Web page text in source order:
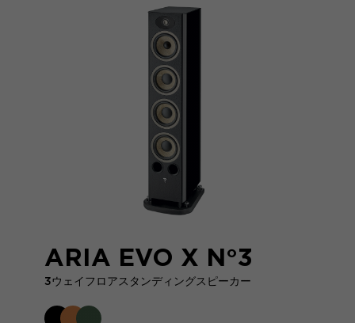
ARIA EVO X N°3
3ウェイフロアスタンディングスピーカー